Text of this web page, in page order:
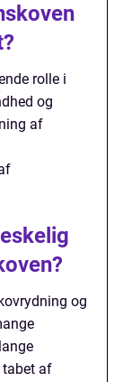
rolle i
og
af
og
tabet af